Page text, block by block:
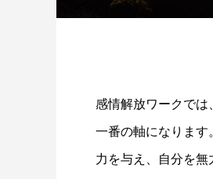
感情解放ワークでは
一番の軸になります
力を与え、自分を